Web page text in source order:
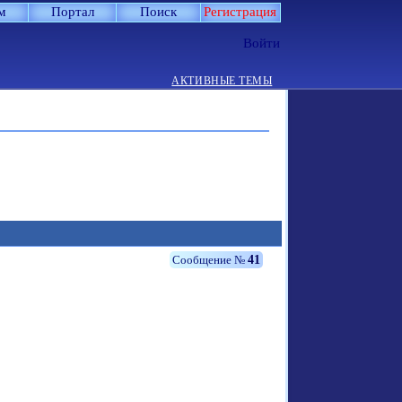
Портал Поиск Регистрация
Войти
АКТИВНЫЕ ТЕМЫ
41